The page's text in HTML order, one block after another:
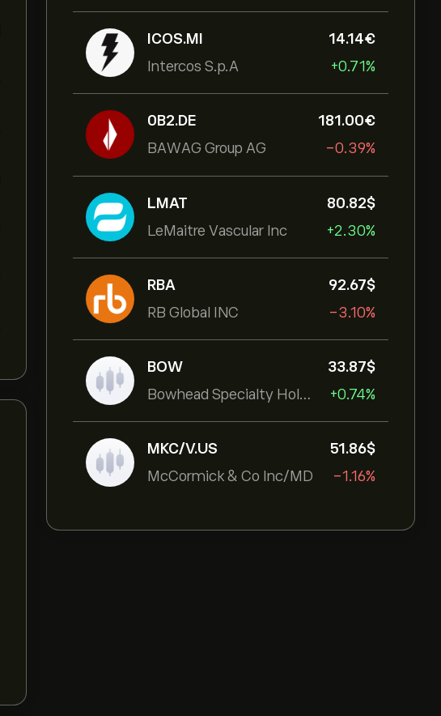
ICOS.MI
Intercos S.p.A
14.14‎€‎
+0.71%
0B2.DE
BAWAG Group AG
181.00‎€‎
-0.39%
LMAT
LeMaitre Vascular Inc
80.82‎$‎
+2.30%
RBA
RB Global INC
92.67‎$‎
-3.10%
BOW
Bowhead Specialty Holdings Inc
33.87‎$‎
+0.74%
MKC/V.US
McCormick & Co Inc/MD
51.86‎$‎
-1.16%